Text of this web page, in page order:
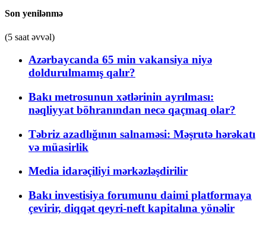
Son yenilənmə
(5 saat əvvəl)
Azərbaycanda 65 min vakansiya niyə
doldurulmamış qalır?
Bakı metrosunun xətlərinin ayrılması:
nəqliyyat böhranından necə qaçmaq olar?
Təbriz azadlığının salnaməsi: Məşrutə hərəkatı
və müasirlik
Media idarəçiliyi mərkəzləşdirilir
Bakı investisiya forumunu daimi platformaya
çevirir, diqqət qeyri-neft kapitalına yönəlir